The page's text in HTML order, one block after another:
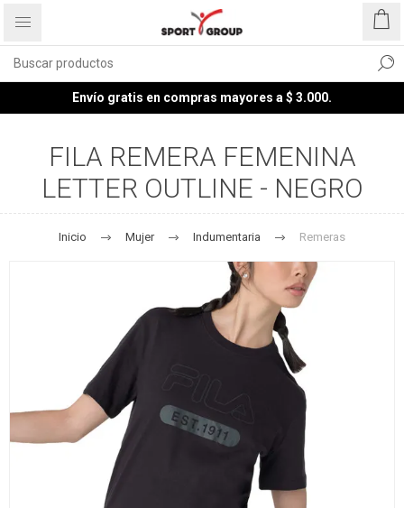
Envío gratis en compras mayores a $ 3.000.
FILA REMERA FEMENINA
LETTER OUTLINE - NEGRO
Inicio Mujer Indumentaria Remeras